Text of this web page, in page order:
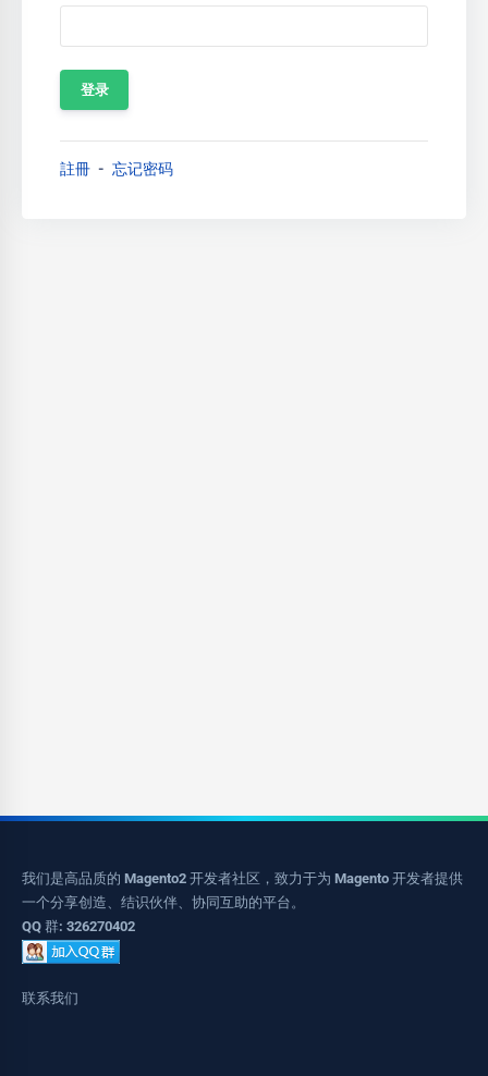
註冊 忘记密码
我们是高品质的 Magento2 开发者社区，致力于为 Magento 开发者提供
一个分享创造、结识伙伴、协同互助的平台。
QQ 群: 326270402
联系我们